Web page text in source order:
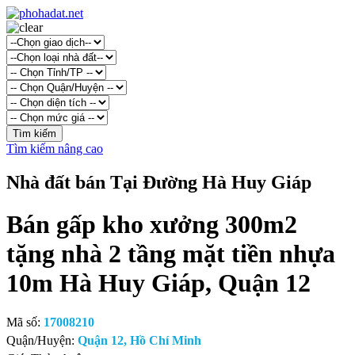
Tìm kiếm nâng cao
Nhà đất bán Tại Đường Hà Huy Giáp
Bán gấp kho xưởng 300m2
tặng nhà 2 tầng mặt tiền nhựa
10m Hà Huy Giáp, Quận 12
Mã số: 17008210
Quận/Huyện: Quận 12, Hồ Chí Minh